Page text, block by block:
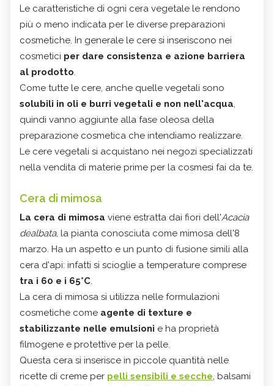
Le caratteristiche di ogni cera vegetale le rendono
più o meno indicata per le diverse preparazioni
cosmetiche. In generale le cere si inseriscono nei
cosmetici per dare consistenza e azione barriera
al prodotto.
Come tutte le cere, anche quelle vegetali sono
solubili in oli e burri vegetali e non nell'acqua,
quindi vanno aggiunte alla fase oleosa della
preparazione cosmetica che intendiamo realizzare.
Le cere vegetali si acquistano nei negozi specializzati
nella vendita di materie prime per la cosmesi fai da te.
Cera di mimosa
La cera di mimosa viene estratta dai fiori dell'Acacia
dealbata, la pianta conosciuta come mimosa dell'8
marzo. Ha un aspetto e un punto di fusione simili alla
cera d'api: infatti si scioglie a temperature comprese
tra i 60 e i 65°C.
La cera di mimosa si utilizza nelle formulazioni
cosmetiche come agente di texture e
stabilizzante nelle emulsioni e ha proprietà
filmogene e protettive per la pelle.
Questa cera si inserisce in piccole quantità nelle
ricette di creme per pelli sensibili e secche, balsami